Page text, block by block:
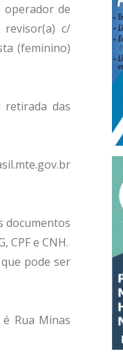
operador de
revisor(a) c/
(feminino)
das
documentos
CPF e CNH.
pode ser
Rua Minas